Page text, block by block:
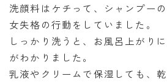
洗顔料はケチって、シャンプー
女失格の行動をしていました。
しっかり洗うと、お風呂上がり
がわかりました。
乳液やクリームで保湿しても、